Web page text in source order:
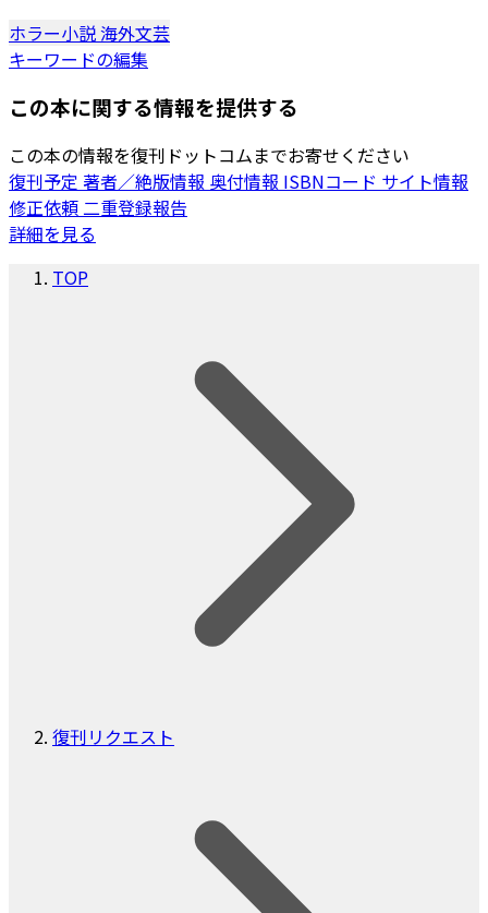
ホラー小説海外文芸
キーワードの編集
この本に関する情報を提供する
この本の情報を復刊ドットコムまでお寄せください
復刊予定 著者／絶版情報 奥付情報 ISBNコード サイト情報
修正依頼二重登録報告
詳細を見る
TOP
復刊リクエスト